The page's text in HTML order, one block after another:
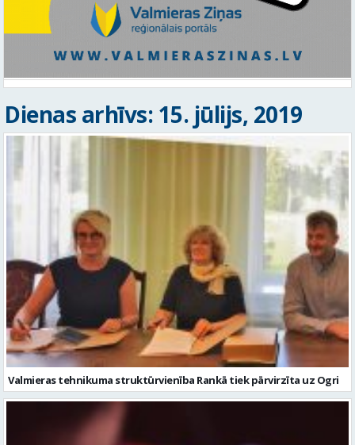
Dienas arhīvs: 15. jūlijs, 2019
Valmieras tehnikuma struktūrvienība Rankā tiek pārvirzīta uz Ogri